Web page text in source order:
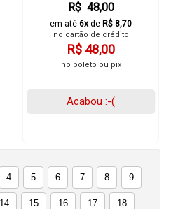
R$ 48,00
em até 6xde R$ 8,70
no cartão de crédito
R$ 48,00
no boleto ou pix
Acabou :-(
4 5 6 7 8 9
14 15 16 17 18